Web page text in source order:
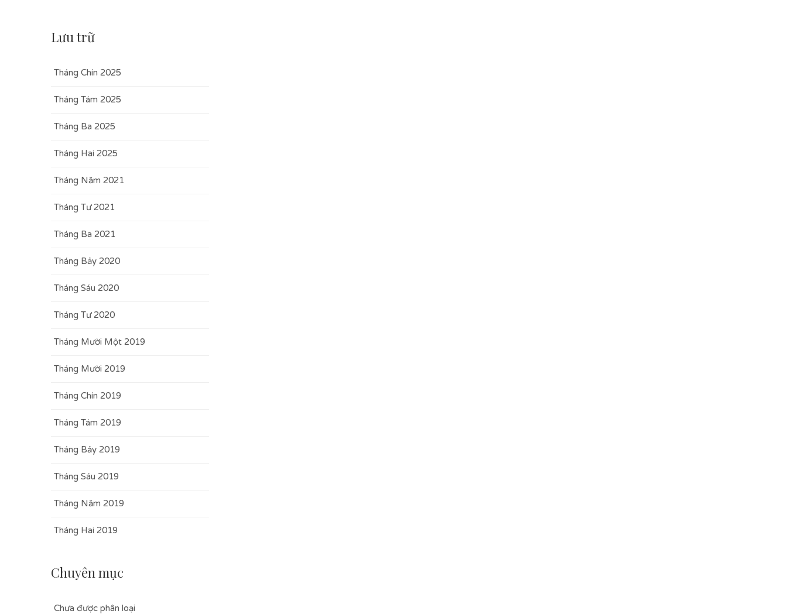
Lưu trữ
Tháng Chín 2025
Tháng Tám 2025
Tháng Ba 2025
Tháng Hai 2025
Tháng Năm 2021
Tháng Tư 2021
Tháng Ba 2021
Tháng Bảy 2020
Tháng Sáu 2020
Tháng Tư 2020
Tháng Mười Một 2019
Tháng Mười 2019
Tháng Chín 2019
Tháng Tám 2019
Tháng Bảy 2019
Tháng Sáu 2019
Tháng Năm 2019
Tháng Hai 2019
Chuyên mục
Chưa được phân loại